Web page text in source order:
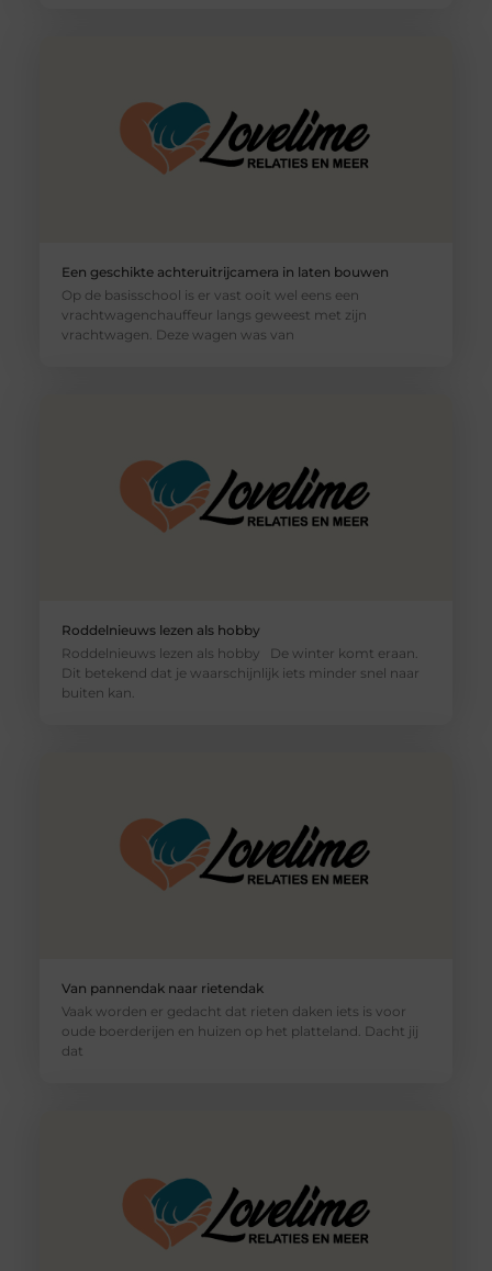
Een geschikte achteruitrijcamera in laten bouwen
Op de basisschool is er vast ooit wel eens een
vrachtwagenchauffeur langs geweest met zijn
vrachtwagen. Deze wagen was van
Roddelnieuws lezen als hobby
Roddelnieuws lezen als hobby De winter komt eraan.
Dit betekend dat je waarschijnlijk iets minder snel naar
buiten kan.
Van pannendak naar rietendak
Vaak worden er gedacht dat rieten daken iets is voor
oude boerderijen en huizen op het platteland. Dacht jij
dat